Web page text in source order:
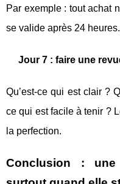
Par exemple : tout achat
se valide après 24 heures.
Jour 7 : faire une
Qu’est-ce qui est clair ?
ce qui est facile à tenir ?
la perfection.
Conclusion : une